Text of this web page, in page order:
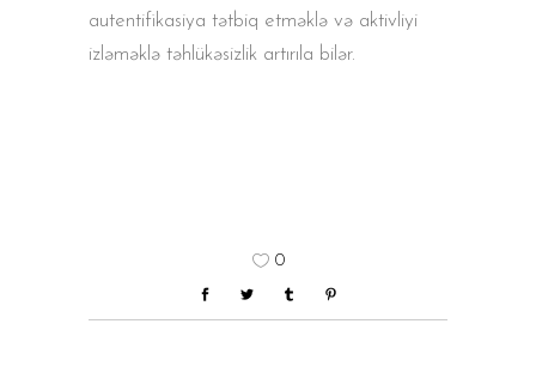
autentifikasiya tətbiq etməklə və aktivliyi
izləməklə təhlükəsizlik artırıla bilər.
0